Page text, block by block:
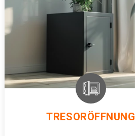
TRESORÖFFNUNG